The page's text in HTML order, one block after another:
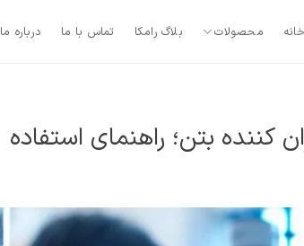
خانه محصولات بلاگ رامکا تماس با ما درباره ما
کننده بتن؛ راهنمای استفاده